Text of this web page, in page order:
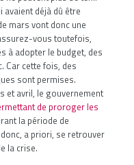
avaient déjà dû être
mars vont donc une
vous toutefois,
à adopter le budget, des
Car cette fois, des
sont permises.
et avril, le gouvernement
de proroger les
la période de
a priori, se retrouver
la crise.